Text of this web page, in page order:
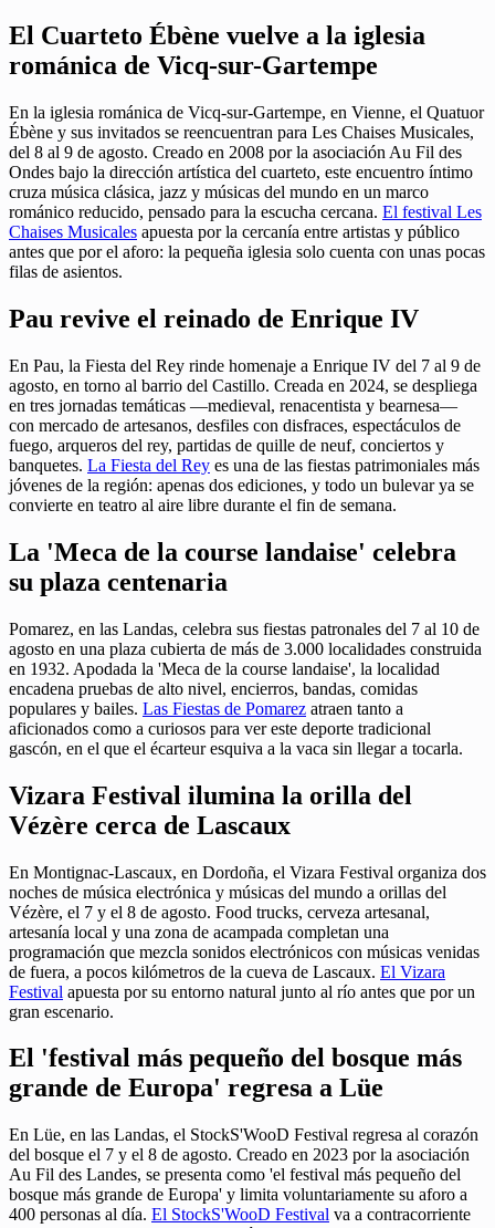
El Cuarteto Ébène vuelve a la iglesia
románica de Vicq-sur-Gartempe
En la iglesia románica de Vicq-sur-Gartempe, en Vienne, el Quatuor
Ébène y sus invitados se reencuentran para Les Chaises Musicales,
del 8 al 9 de agosto. Creado en 2008 por la asociación Au Fil des
Ondes bajo la dirección artística del cuarteto, este encuentro íntimo
cruza música clásica, jazz y músicas del mundo en un marco
románico reducido, pensado para la escucha cercana. El festival Les
Chaises Musicales apuesta por la cercanía entre artistas y público
antes que por el aforo: la pequeña iglesia solo cuenta con unas pocas
filas de asientos.
Pau revive el reinado de Enrique IV
En Pau, la Fiesta del Rey rinde homenaje a Enrique IV del 7 al 9 de
agosto, en torno al barrio del Castillo. Creada en 2024, se despliega
en tres jornadas temáticas —medieval, renacentista y bearnesa—
con mercado de artesanos, desfiles con disfraces, espectáculos de
fuego, arqueros del rey, partidas de quille de neuf, conciertos y
banquetes. La Fiesta del Rey es una de las fiestas patrimoniales más
jóvenes de la región: apenas dos ediciones, y todo un bulevar ya se
convierte en teatro al aire libre durante el fin de semana.
La 'Meca de la course landaise' celebra
su plaza centenaria
Pomarez, en las Landas, celebra sus fiestas patronales del 7 al 10 de
agosto en una plaza cubierta de más de 3.000 localidades construida
en 1932. Apodada la 'Meca de la course landaise', la localidad
encadena pruebas de alto nivel, encierros, bandas, comidas
populares y bailes. Las Fiestas de Pomarez atraen tanto a
aficionados como a curiosos para ver este deporte tradicional
gascón, en el que el écarteur esquiva a la vaca sin llegar a tocarla.
Vizara Festival ilumina la orilla del
Vézère cerca de Lascaux
En Montignac-Lascaux, en Dordoña, el Vizara Festival organiza dos
noches de música electrónica y músicas del mundo a orillas del
Vézère, el 7 y el 8 de agosto. Food trucks, cerveza artesanal,
artesanía local y una zona de acampada completan una
programación que mezcla sonidos electrónicos con músicas venidas
de fuera, a pocos kilómetros de la cueva de Lascaux. El Vizara
Festival apuesta por su entorno natural junto al río antes que por un
gran escenario.
El 'festival más pequeño del bosque más
grande de Europa' regresa a Lüe
En Lüe, en las Landas, el StockS'WooD Festival regresa al corazón
del bosque el 7 y el 8 de agosto. Creado en 2023 por la asociación
Au Fil des Landes, se presenta como 'el festival más pequeño del
bosque más grande de Europa' y limita voluntariamente su aforo a
400 personas al día. El StockS'WooD Festival va a contracorriente